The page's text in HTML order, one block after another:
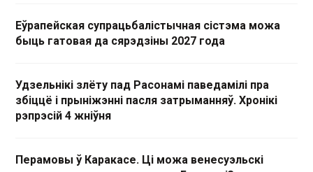
Еўрапейская супрацьбалістычная сістэма можа
быць гатовая да сярэдзіны 2027 года
Удзельнікі злёту пад Расонамі паведамілі пра
збіццё і прыніжэнні пасля затрыманняў. Хронікі
рэпрэсій 4 жніўня
Перамовы ў Каракасе. Ці можа венесуэльскі